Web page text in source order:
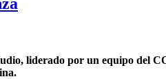
liderado por un equipo del